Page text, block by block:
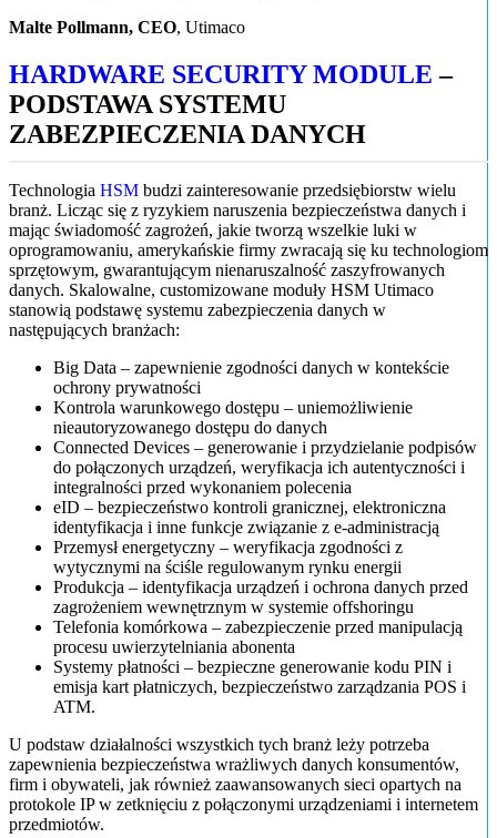
Malte Pollmann, CEO, Utimaco
HARDWARE SECURITY MODULE –
PODSTAWA SYSTEMU
ZABEZPIECZENIA DANYCH
Technologia HSM budzi zainteresowanie przedsiębiorstw wielu
branż. Licząc się z ryzykiem naruszenia bezpieczeństwa danych i
mając świadomość zagrożeń, jakie tworzą wszelkie luki w
oprogramowaniu, amerykańskie firmy zwracają się ku technologiom
sprzętowym, gwarantującym nienaruszalność zaszyfrowanych
danych. Skalowalne, customizowane moduły HSM Utimaco
stanowią podstawę systemu zabezpieczenia danych w
następujących branżach:
Big Data – zapewnienie zgodności danych w kontekście
ochrony prywatności
Kontrola warunkowego dostępu – uniemożliwienie
nieautoryzowanego dostępu do danych
Connected Devices – generowanie i przydzielanie podpisów
do połączonych urządzeń, weryfikacja ich autentyczności i
integralności przed wykonaniem polecenia
eID – bezpieczeństwo kontroli granicznej, elektroniczna
identyfikacja i inne funkcje związanie z e-administracją
Przemysł energetyczny – weryfikacja zgodności z
wytycznymi na ściśle regulowanym rynku energii
Produkcja – identyfikacja urządzeń i ochrona danych przed
zagrożeniem wewnętrznym w systemie offshoringu
Telefonia komórkowa – zabezpieczenie przed manipulacją
procesu uwierzytelniania abonenta
Systemy płatności – bezpieczne generowanie kodu PIN i
emisja kart płatniczych, bezpieczeństwo zarządzania POS i
ATM.
U podstaw działalności wszystkich tych branż leży potrzeba
zapewnienia bezpieczeństwa wrażliwych danych konsumentów,
firm i obywateli, jak również zaawansowanych sieci opartych na
protokole IP w zetknięciu z połączonymi urządzeniami i internetem
przedmiotów.